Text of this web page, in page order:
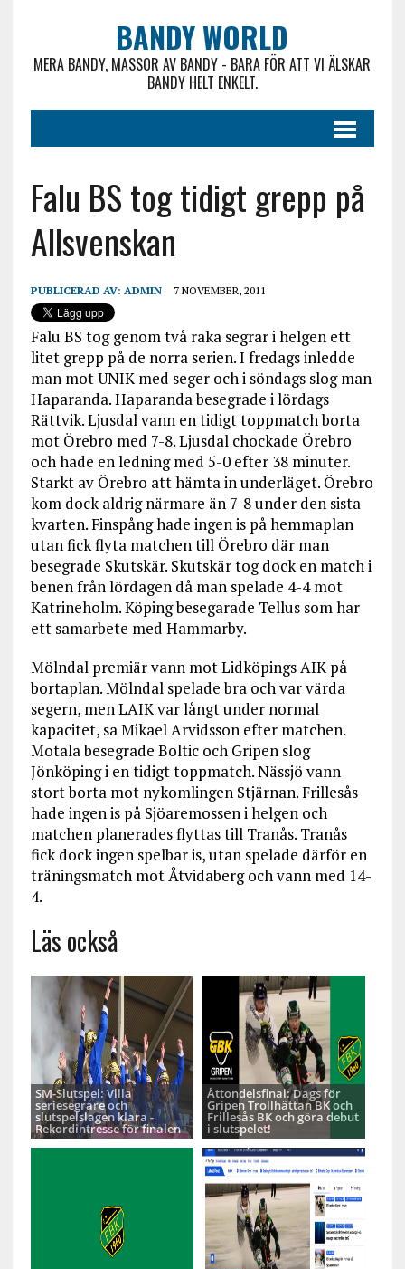
BANDY WORLD
MERA BANDY, MASSOR AV BANDY - BARA FÖR ATT VI ÄLSKAR
BANDY HELT ENKELT.
Falu BS tog tidigt grepp på
Allsvenskan
PUBLICERAD AV: ADMIN 7 NOVEMBER, 2011
Falu BS tog genom två raka segrar i helgen ett
litet grepp på de norra serien. I fredags inledde
man mot UNIK med seger och i söndags slog man
Haparanda. Haparanda besegrade i lördags
Rättvik. Ljusdal vann en tidigt toppmatch borta
mot Örebro med 7-8. Ljusdal chockade Örebro
och hade en ledning med 5-0 efter 38 minuter.
Starkt av Örebro att hämta in underläget. Örebro
kom dock aldrig närmare än 7-8 under den sista
kvarten. Finspång hade ingen is på hemmaplan
utan fick flyta matchen till Örebro där man
besegrade Skutskär. Skutskär tog dock en match i
benen från lördagen då man spelade 4-4 mot
Katrineholm. Köping besegarade Tellus som har
ett samarbete med Hammarby.
Mölndal premiär vann mot Lidköpings AIK på
bortaplan. Mölndal spelade bra och var värda
segern, men LAIK var långt under normal
kapacitet, sa Mikael Arvidsson efter matchen.
Motala besegrade Boltic och Gripen slog
Jönköping i en tidigt toppmatch. Nässjö vann
stort borta mot nykomlingen Stjärnan. Frillesås
hade ingen is på Sjöaremossen i helgen och
matchen planerades flyttas till Tranås. Tranås
fick dock ingen spelbar is, utan spelade därför en
träningsmatch mot Åtvidaberg och vann med 14-
4.
Läs också
SM-Slutspel: Villa
seriesegrare och
slutspelslagen klara -
Rekordintresse för finalen
Åttondelsfinal: Dags för
Gripen Trollhättan BK och
Frillesås BK och göra debut
i slutspelet!